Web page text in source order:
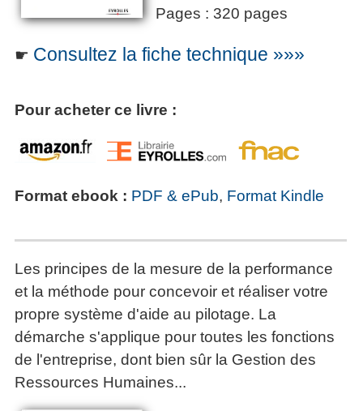
Pages : 320 pages
☛ Consultez la fiche technique »»»
Pour acheter ce livre :
Format ebook : PDF & ePub, Format Kindle
Les principes de la mesure de la performance
et la méthode pour concevoir et réaliser votre
propre système d'aide au pilotage. La
démarche s'applique pour toutes les fonctions
de l'entreprise, dont bien sûr la Gestion des
Ressources Humaines...